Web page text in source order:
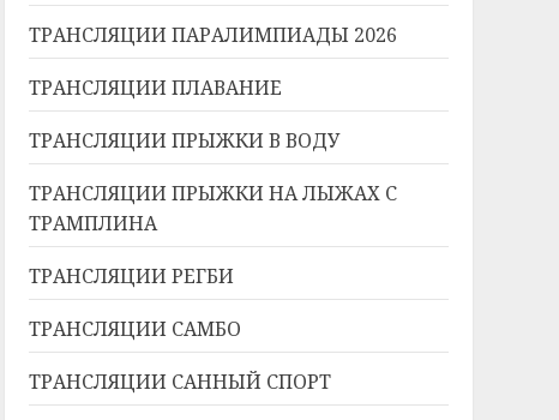
ТРАНСЛЯЦИИ ПАРАЛИМПИАДЫ 2026
ТРАНСЛЯЦИИ ПЛАВАНИЕ
ТРАНСЛЯЦИИ ПРЫЖКИ В ВОДУ
ТРАНСЛЯЦИИ ПРЫЖКИ НА ЛЫЖАХ С
ТРАМПЛИНА
ТРАНСЛЯЦИИ РЕГБИ
ТРАНСЛЯЦИИ САМБО
ТРАНСЛЯЦИИ САННЫЙ СПОРТ